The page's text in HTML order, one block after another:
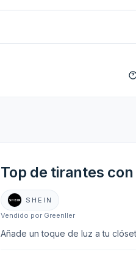
Top de tirantes
SHEIN
Vendido por Greenller
Añade un toque de luz a tu